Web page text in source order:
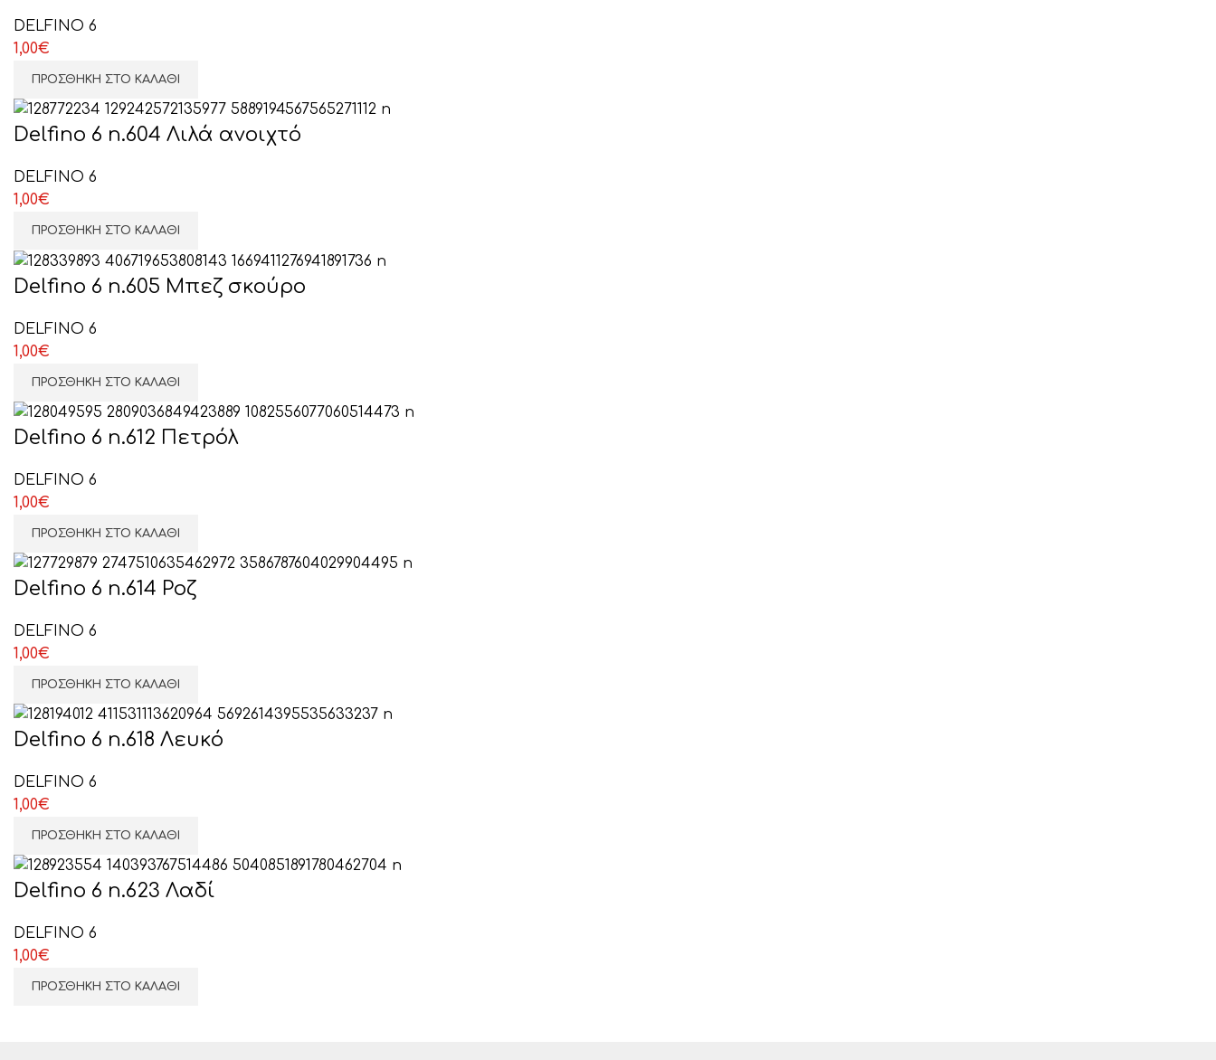
DELFINO 6
1,00€
ΠΡΟΣΘΉΚΗ ΣΤΟ ΚΑΛΆΘΙ
Delfino 6 n.604 Λιλά ανοιχτό
DELFINO 6
1,00€
ΠΡΟΣΘΉΚΗ ΣΤΟ ΚΑΛΆΘΙ
Delfino 6 n.605 Μπεζ σκούρο
DELFINO 6
1,00€
ΠΡΟΣΘΉΚΗ ΣΤΟ ΚΑΛΆΘΙ
Delfino 6 n.612 Πετρόλ
DELFINO 6
1,00€
ΠΡΟΣΘΉΚΗ ΣΤΟ ΚΑΛΆΘΙ
Delfino 6 n.614 Ροζ
DELFINO 6
1,00€
ΠΡΟΣΘΉΚΗ ΣΤΟ ΚΑΛΆΘΙ
Delfino 6 n.618 Λευκό
DELFINO 6
1,00€
ΠΡΟΣΘΉΚΗ ΣΤΟ ΚΑΛΆΘΙ
Delfino 6 n.623 Λαδί
DELFINO 6
1,00€
ΠΡΟΣΘΉΚΗ ΣΤΟ ΚΑΛΆΘΙ